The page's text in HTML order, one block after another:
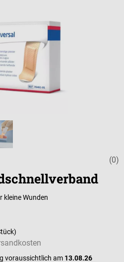
(0)
kleine Wunden
voraussichtlich am 13.08.26